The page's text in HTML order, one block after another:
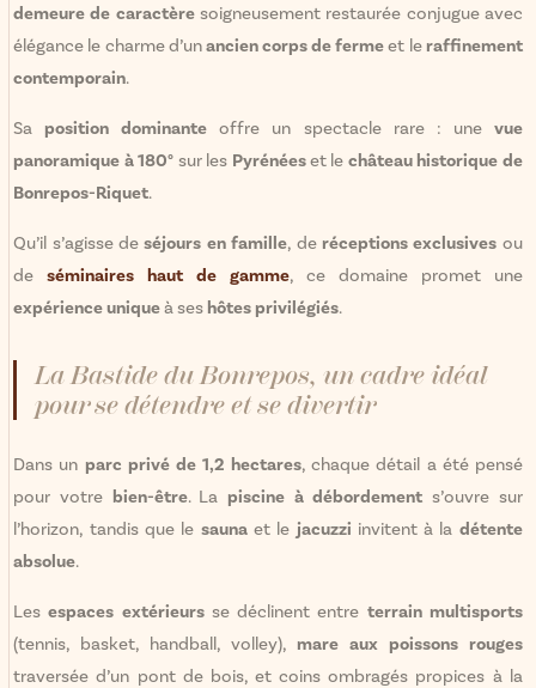
demeure de caractèresoigneusement restaurée conjugue avec
élégance le charme d’unancien corps de fermeet le raffinement
contemporain.
Sa position dominante offre un spectacle rare : une vue
panoramique à 180° sur les Pyrénéeset le château historique de
Bonrepos-Riquet.
Qu’il s’agisse deséjours en famille, de réceptions exclusives ou
deséminaires haut de gamme, ce domaine promet une
expérience uniqueà ses hôtes privilégiés.
La Bastide du Bonrepos, un cadre idéal
pour se détendre et se divertir
Dans un parc privé de 1,2 hectares, chaque détail a été pensé
pour votre bien-être. La piscine à débordement s’ouvre sur
l’horizon, tandis que le saunaet le jacuzzi invitent à la détente
absolue.
Lesespaces extérieursse déclinent entre terrain multisports
(tennis, basket, handball, volley), mare aux poissons rouges
traversée d’un pont de bois, et coins ombragés propices à la